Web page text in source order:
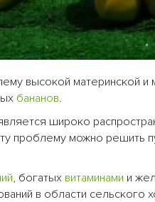
высокой материнской и
бананов.
широко
проблему можно решить
, богатых витаминами и
в области сельского